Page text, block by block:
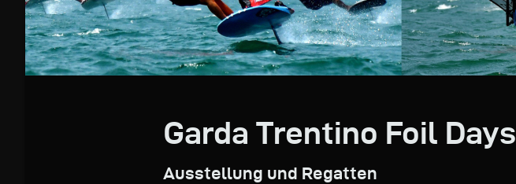
Garda Trentino Foil Days
Ausstellung und Regatten